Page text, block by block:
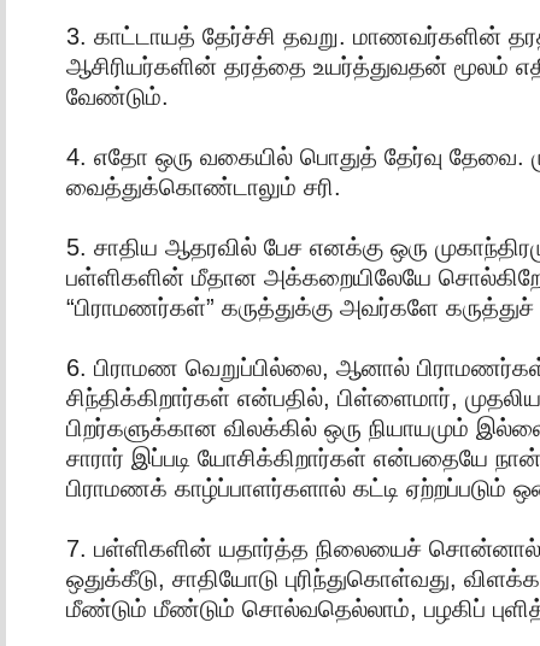
3. காட்டாயத் தேர்ச்சி தவறு. மாணவர்களின்
ஆசிரியர்களின் தரத்தை உயர்த்துவதன் மூலம்
வேண்டும்.
4. எதோ ஒரு வகையில் பொதுத் தேர்வு தேவை.
வைத்துக்கொண்டாலும் சரி.
5. சாதிய ஆதரவில் பேச எனக்கு ஒரு
பள்ளிகளின் மீதான அக்கறையிலேயே
“பிராமணர்கள்” கருத்துக்கு அவர்களே
6. பிராமண வெறுப்பில்லை, ஆனால்‌
சிந்திக்கிறார்கள் என்பதில், பிள்ளைமார்,
பிறர்களுக்கான விலக்கில் ஒரு நியாயமும்
சாரார் இப்படி யோசிக்கிறார்கள் என்பதையே
பிராமணக் காழ்ப்பாளர்களால் கட்டி ஏற்றப்படும்
7. பள்ளிகளின் யதார்த்த நிலையைச்
ஒதுக்கீடு, சாதியோடு புரிந்துகொள்வது,
மீண்டும் மீண்டும் சொல்வதெல்லாம், பழகிப்